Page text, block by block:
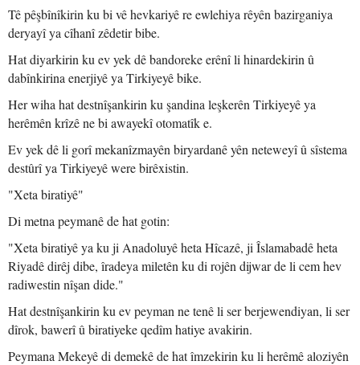
Tê pêşbînîkirin ku bi vê hevkariyê re ewlehiya rêyên bazirganiya
deryayî ya cîhanî zêdetir bibe.
Hat diyarkirin ku ev yek dê bandoreke erênî li hinardekirin û
dabînkirina enerjiyê ya Tirkiyeyê bike.
Her wiha hat destnîşankirin ku şandina leşkerên Tirkiyeyê ya
herêmên krîzê ne bi awayekî otomatîk e.
Ev yek dê li gorî mekanîzmayên biryardanê yên neteweyî û sîstema
destûrî ya Tirkiyeyê were birêxistin.
"Xeta biratiyê"
Di metna peymanê de hat gotin:
"Xeta biratiyê ya ku ji Anadoluyê heta Hîcazê, ji Îslamabadê heta
Riyadê dirêj dibe, îradeya miletên ku di rojên dijwar de li cem hev
radiwestin nîşan dide."
Hat destnîşankirin ku ev peyman ne tenê li ser berjewendiyan, li ser
dîrok, bawerî û biratiyeke qedîm hatiye avakirin.
Peymana Mekeyê di demekê de hat îmzekirin ku li herêmê aloziyên